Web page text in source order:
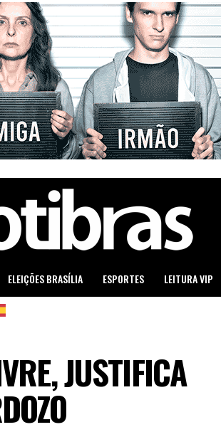
ELEIÇÕES BRASÍLIA ESPORTES LEITURA VIP
JUSTIFICA